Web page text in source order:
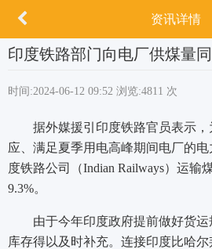
资讯详情
印度铁路部门向电厂供煤量
时间:2024-06-12 09:52 浏览:4811 次
据外媒援引印度铁路官员表示，
应、满足夏季用电高峰期间电厂的
度铁路公司（Indian Railways）运输
9.3%。
由于今年印度政府提前做好货运
库存得以及时补充。连接印度比哈